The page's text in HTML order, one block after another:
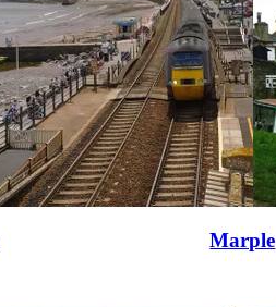
Marple